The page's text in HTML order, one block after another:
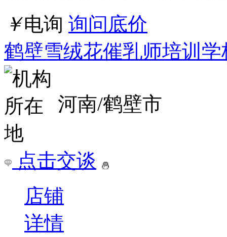
￥电询 询问底价
鹤壁雪绒花催乳师培训学
河南/鹤壁市
点击交谈
店铺
详情